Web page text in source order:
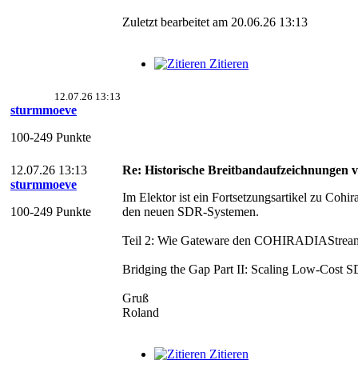
Zuletzt bearbeitet am 20.06.26 13:13
Zitieren
12.07.26 13:13
sturmmoeve
100-249 Punkte
12.07.26 13:13
sturmmoeve
100-249 Punkte
Re: Historische
Im Elektor ist ein Fortsetzungsartikel zu
den neuen SDR-Systemen.
Teil 2: Wie Gateware den
Bridging the Gap Part II: Scaling Low-Cost
Gruß
Roland
Zitieren